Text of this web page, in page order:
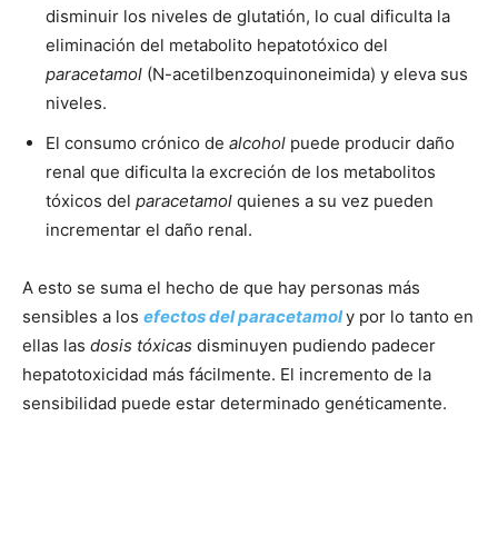
disminuir los niveles de glutatión, lo cual dificulta la
eliminación del metabolito hepatotóxico del
paracetamol (N-acetilbenzoquinoneimida) y eleva sus
niveles.
El consumo crónico de alcohol puede producir daño
renal que dificulta la excreción de los metabolitos
tóxicos del paracetamol quienes a su vez pueden
incrementar el daño renal.
A esto se suma el hecho de que hay personas más
sensibles a los efectos del paracetamoly por lo tanto en
ellas las dosis tóxicas disminuyen pudiendo padecer
hepatotoxicidad más fácilmente. El incremento de la
sensibilidad puede estar determinado genéticamente.